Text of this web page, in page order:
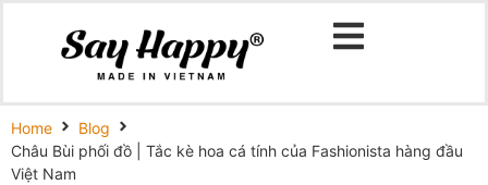
Home
Blog
Châu Bùi phối đồ | Tắc kè hoa cá tính của Fashionista hàng đầu
Việt Nam